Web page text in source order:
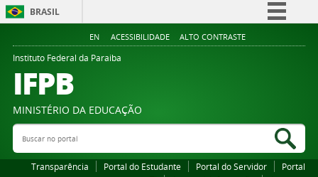
BRASIL
Simplifique!
Legislação
EN ACESSIBILIDADE ALTO CONTRASTE
Instituto Federal da Paraiba
IFPB
MINISTÉRIO DA EDUCAÇÃO
Buscar no portal
Transparência Portal do Estudante Portal do Servidor
Portal